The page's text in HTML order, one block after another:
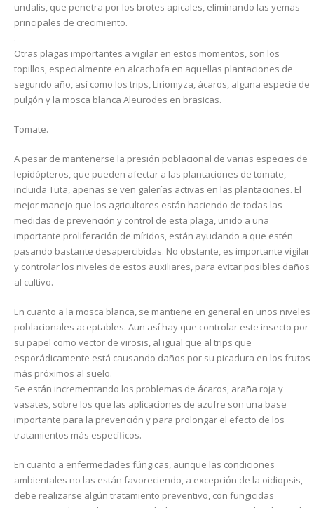
undalis, que penetra por los brotes apicales, eliminando las yemas
principales de crecimiento.
.
Otras plagas importantes a vigilar en estos momentos, son los
topillos, especialmente en alcachofa en aquellas plantaciones de
segundo año, así como los trips, Liriomyza, ácaros, alguna especie de
pulgón y la mosca blanca Aleurodes en brasicas.
Tomate.
A pesar de mantenerse la presión poblacional de varias especies de
lepidópteros, que pueden afectar a las plantaciones de tomate,
incluida Tuta, apenas se ven galerías activas en las plantaciones. El
mejor manejo que los agricultores están haciendo de todas las
medidas de prevención y control de esta plaga, unido a una
importante proliferación de míridos, están ayudando a que estén
pasando bastante desapercibidas. No obstante, es importante vigilar
y controlar los niveles de estos auxiliares, para evitar posibles daños
al cultivo.
En cuanto a la mosca blanca, se mantiene en general en unos niveles
poblacionales aceptables. Aun así hay que controlar este insecto por
su papel como vector de virosis, al igual que al trips que
esporádicamente está causando daños por su picadura en los frutos
más próximos al suelo.
Se están incrementando los problemas de ácaros, araña roja y
vasates, sobre los que las aplicaciones de azufre son una base
importante para la prevención y para prolongar el efecto de los
tratamientos más específicos.
En cuanto a enfermedades fúngicas, aunque las condiciones
ambientales no las están favoreciendo, a excepción de la oidiopsis,
debe realizarse algún tratamiento preventivo, con fungicidas